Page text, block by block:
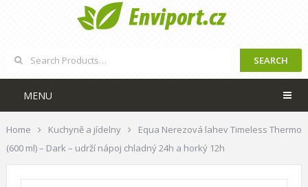
SEARCH
MENU
Home Kuchyně a jídelny
Equa Nerezová lahev Timeless Thermo
(600 ml) – Dark – udrží nápoj chladný 24h a horký 12h